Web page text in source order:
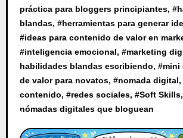
práctica para bloggers principiantes, #
blandas, #herramientas para generar
#ideas para contenido de valor en
#inteligencia emocional, #marketing
habilidades blandas escribiendo, #mini
de valor para novatos, #nomada digital,
contenido, #redes sociales, #Soft Skills
nómadas digitales que bloguean